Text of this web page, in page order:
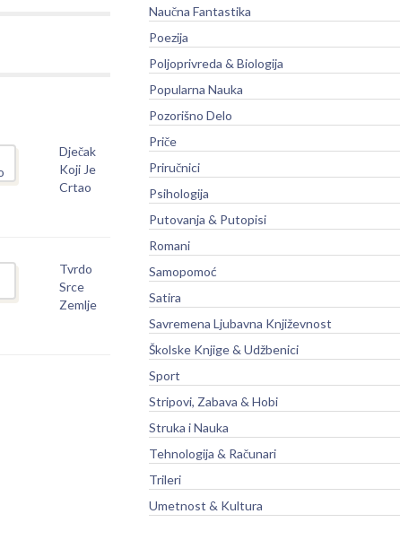
Dječak
Koji Je
Crtao
Tvrdo
Srce
Zemlje
Naučna Fantastika
Poezija
Poljoprivreda & Biologija
Popularna Nauka
Pozorišno Delo
Priče
Priručnici
Psihologija
Putovanja & Putopisi
Romani
Samopomoć
Satira
Savremena Ljubavna Književnost
Školske Knjige & Udžbenici
Sport
Stripovi, Zabava & Hobi
Struka i Nauka
Tehnologija & Računari
Trileri
Umetnost & Kultura